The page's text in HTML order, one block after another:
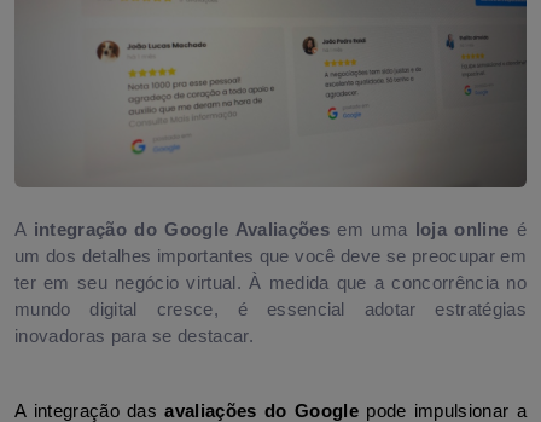
A integração do Google Avaliaçõesem uma loja online é
um dos detalhes importantes que você deve se preocupar em
ter em seu negócio virtual. À medida que a concorrência no
mundo digital cresce, é essencial adotar estratégias
inovadoras para se destacar.
A integração das avaliações do Google pode impulsionar a